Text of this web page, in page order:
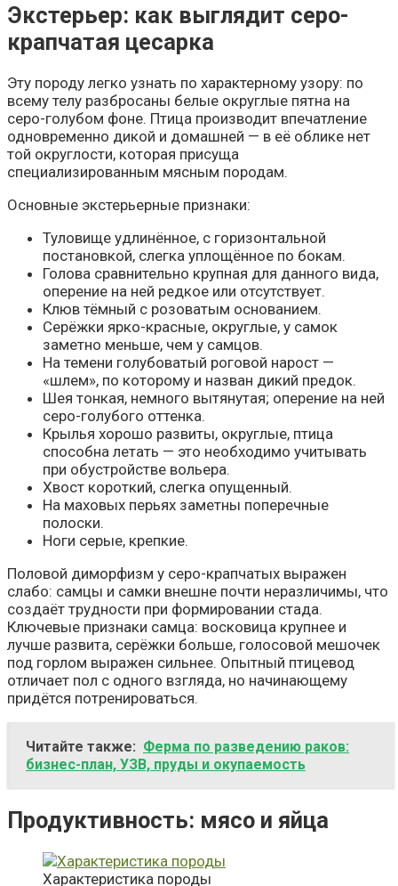
Экстерьер: как выглядит серо-
крапчатая цесарка
Эту породу легко узнать по характерному узору: по
всему телу разбросаны белые округлые пятна на
серо-голубом фоне. Птица производит впечатление
одновременно дикой и домашней — в её облике нет
той округлости, которая присуща
специализированным мясным породам.
Основные экстерьерные признаки:
Туловище удлинённое, с горизонтальной
постановкой, слегка уплощённое по бокам.
Голова сравнительно крупная для данного вида,
оперение на ней редкое или отсутствует.
Клюв тёмный с розоватым основанием.
Серёжки ярко-красные, округлые, у самок
заметно меньше, чем у самцов.
На темени голубоватый роговой нарост —
«шлем», по которому и назван дикий предок.
Шея тонкая, немного вытянутая; оперение на ней
серо-голубого оттенка.
Крылья хорошо развиты, округлые, птица
способна летать — это необходимо учитывать
при обустройстве вольера.
Хвост короткий, слегка опущенный.
На маховых перьях заметны поперечные
полоски.
Ноги серые, крепкие.
Половой диморфизм у серо-крапчатых выражен
слабо: самцы и самки внешне почти неразличимы, что
создаёт трудности при формировании стада.
Ключевые признаки самца: восковица крупнее и
лучше развита, серёжки больше, голосовой мешочек
под горлом выражен сильнее. Опытный птицевод
отличает пол с одного взгляда, но начинающему
придётся потренироваться.
Читайте также: Ферма по разведению раков:
бизнес-план, УЗВ, пруды и окупаемость
Продуктивность: мясо и яйца
Характеристика породы